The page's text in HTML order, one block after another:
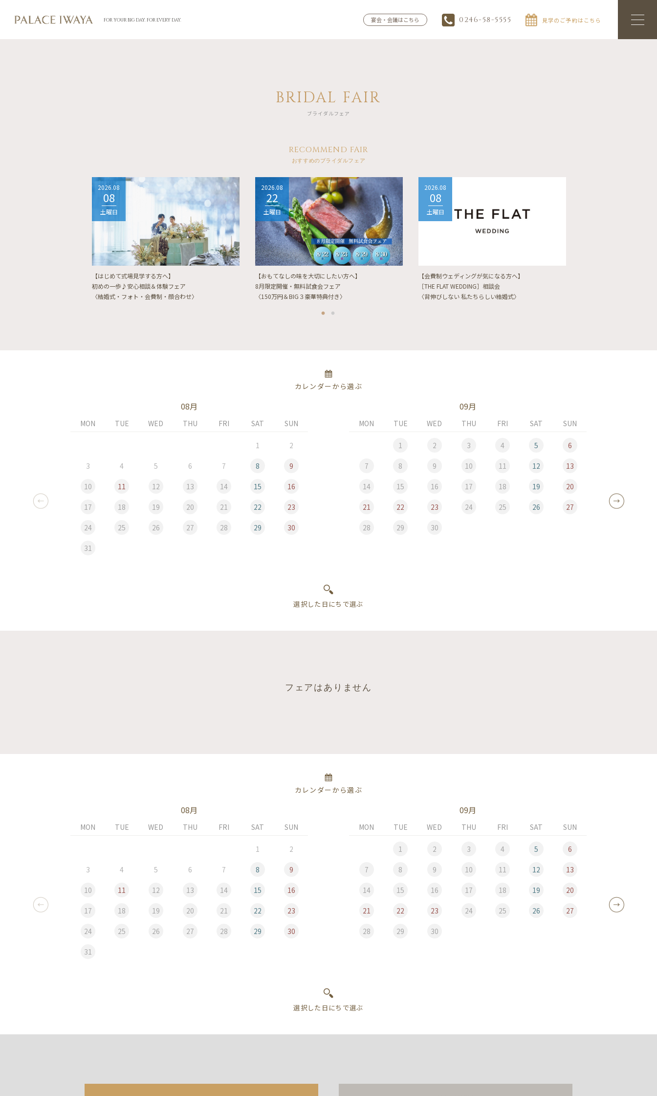
FOR YOUR BIG DAY. FOR EVERY DAY. 宴会・会議はこちら 0246-58-5555 見学のご予約はこちら
BRIDAL FAIR
ブライダルフェア
RECOMMEND FAIR
おすすめのブライダルフェア
2026.08
08
土曜日
【はじめて式場見学する方へ】
初めの一歩♪安心相談＆体験フェア
〈結婚式・フォト・会費制・顔合わせ〉
2026.08
22
土曜日
【おもてなしの味を大切にしたい方へ】
8月限定開催・無料試食会フェア
〈150万円＆BIG３豪華特典付き〉
2026.08
08
土曜日
【会費制ウェディングが気になる方へ】
［THE FLAT WEDDING］相談会
〈背伸びしない 私たちらしい結婚式〉
カレンダーから選ぶ
08月
MON TUE WED THU FRI SAT SUN
1 2
3 4 5 6 7 8 9
10 11 12 13 14 15 16
17 18 19 20 21 22 23
24 25 26 27 28 29 30
31
09月
MON TUE WED THU FRI SAT SUN
1 2 3 4 5 6
7 8 9 10 11 12 13
14 15 16 17 18 19 20
21 22 23 24 25 26 27
28 29 30
フェアはありません
カレンダーから選ぶ
08月
MON TUE WED THU FRI SAT SUN
1 2
3 4 5 6 7 8 9
10 11 12 13 14 15 16
17 18 19 20 21 22 23
24 25 26 27 28 29 30
31
09月
MON TUE WED THU FRI SAT SUN
1 2 3 4 5 6
7 8 9 10 11 12 13
14 15 16 17 18 19 20
21 22 23 24 25 26 27
28 29 30